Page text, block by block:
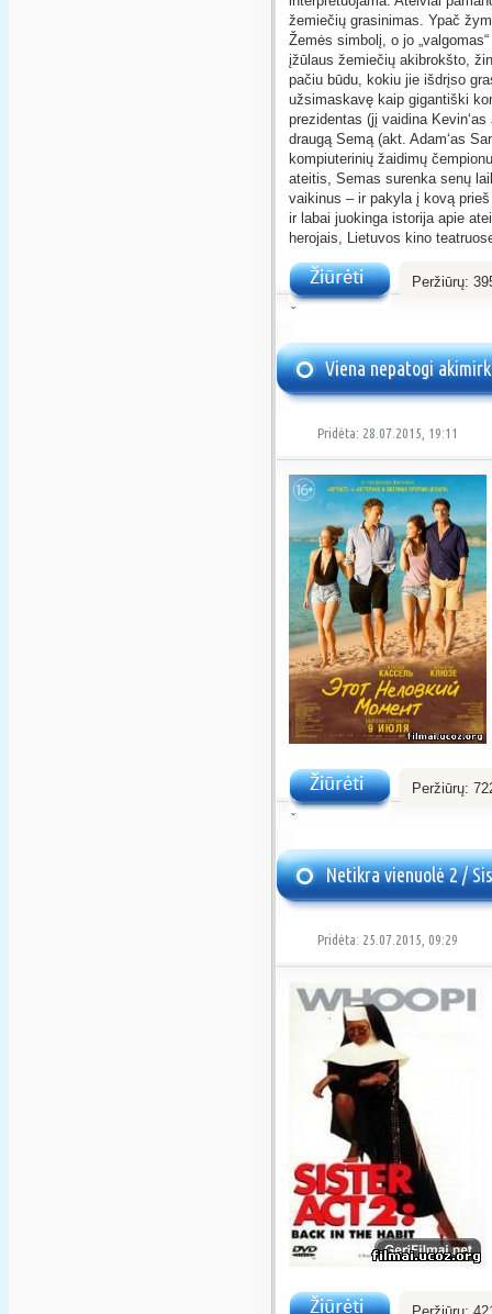
žemiečių grasinimas. Ypač
Žemės simbolį, o jo
įžūlaus žemiečių akibrokšto,
pačiu būdu, kokiu jie išdrįso
užsimaskavę kaip gigantiški
prezidentas (jį vaidina
draugą Semą (akt. Adam‘as
kompiuterinių žaidimų
ateitis, Semas surenka senų
vaikinus – ir pakyla į kovą
ir labai juokinga istorija apie
herojais, Lietuvos kino
Peržiūrų:
Viena nepatogi
Pridėta: 28.07.2015, 19:11
Peržiūrų:
Netikra vienuolė 2 /
Pridėta: 25.07.2015, 09:29